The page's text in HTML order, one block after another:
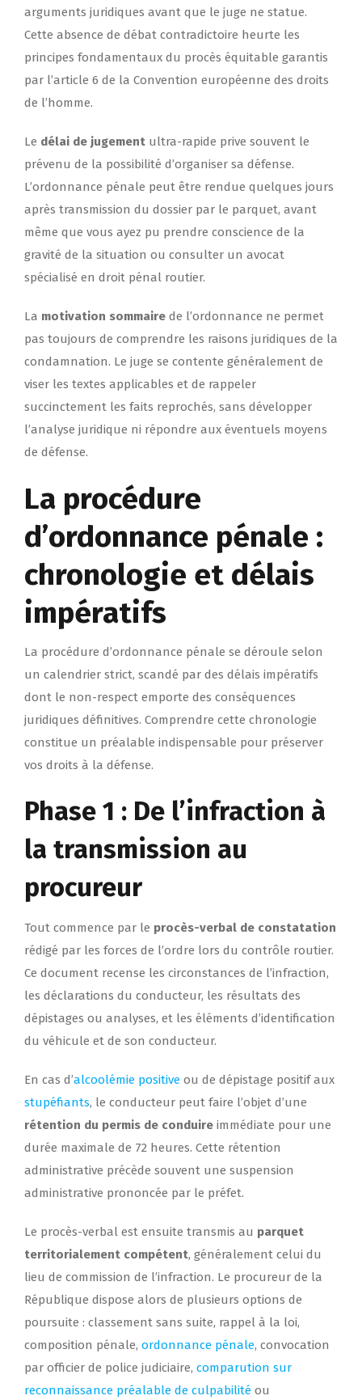
arguments juridiques avant que le juge ne statue.
Cette absence de débat contradictoire heurte les
principes fondamentaux du procès équitable garantis
par l’article 6 de la Convention européenne des droits
de l’homme.
Le délai de jugement ultra-rapide prive souvent le
prévenu de la possibilité d’organiser sa défense.
L’ordonnance pénale peut être rendue quelques jours
après transmission du dossier par le parquet, avant
même que vous ayez pu prendre conscience de la
gravité de la situation ou consulter un avocat
spécialisé en droit pénal routier.
La motivation sommaire de l’ordonnance ne permet
pas toujours de comprendre les raisons juridiques de la
condamnation. Le juge se contente généralement de
viser les textes applicables et de rappeler
succinctement les faits reprochés, sans développer
l’analyse juridique ni répondre aux éventuels moyens
de défense.
La procédure
d’ordonnance pénale :
chronologie et délais
impératifs
La procédure d’ordonnance pénale se déroule selon
un calendrier strict, scandé par des délais impératifs
dont le non-respect emporte des conséquences
juridiques définitives. Comprendre cette chronologie
constitue un préalable indispensable pour préserver
vos droits à la défense.
Phase 1 : De l’infraction à
la transmission au
procureur
Tout commence par le procès-verbal de constatation
rédigé par les forces de l’ordre lors du contrôle routier.
Ce document recense les circonstances de l’infraction,
les déclarations du conducteur, les résultats des
dépistages ou analyses, et les éléments d’identification
du véhicule et de son conducteur.
En cas d’alcoolémie positive ou de dépistage positif aux
stupéfiants, le conducteur peut faire l’objet d’une
rétention du permis de conduire immédiate pour une
durée maximale de 72 heures. Cette rétention
administrative précède souvent une suspension
administrative prononcée par le préfet.
Le procès-verbal est ensuite transmis au parquet
territorialement compétent, généralement celui du
lieu de commission de l’infraction. Le procureur de la
République dispose alors de plusieurs options de
poursuite : classement sans suite, rappel à la loi,
composition pénale, ordonnance pénale, convocation
par officier de police judiciaire, comparution sur
reconnaissance préalable de culpabilité ou